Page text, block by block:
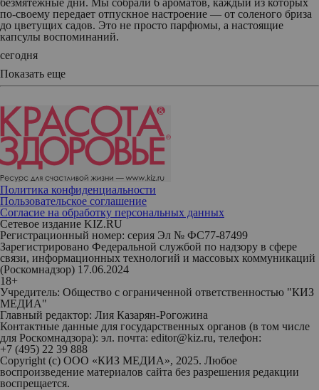
по‑своему передает отпускное настроение — от соленого бриза
до цветущих садов. Это не просто парфюмы, а настоящие
капсулы воспоминаний.
сегодня
Показать еще
Политика конфиденциальности
Пользовательское соглашение
Согласие на обработку персональных данных
Сетевое издание KIZ.RU
Регистрационный номер: серия Эл № ФС77-87499
Зарегистрировано Федеральной службой по надзору в сфере
связи, информационных технологий и массовых коммуникаций
(Роскомнадзор) 17.06.2024
18+
Учредитель: Общество с ограниченной ответственностью "КИЗ
МЕДИА"
Главный редактор: Лия Казарян-Рогожина
Контактные данные для государственных органов (в том числе
для Роскомнадзора): эл. почта: editor@kiz.ru, телефон:
+7 (495) 22 39 888
Copyright (с) ООО «КИЗ МЕДИА», 2025. Любое
воспроизведение материалов сайта без разрешения редакции
воспрещается.